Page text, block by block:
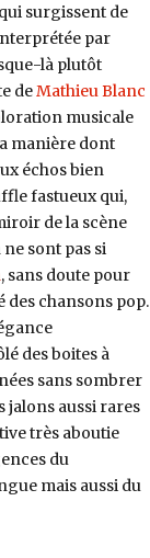
surgissent de
par
là plutôt
deMathieu Blanc
musicale
manière dont
échos bien
fastueux qui,
de la scène
sont pas si
, sans doute pour
des chansons pop.
des boites à
sans sombrer
jalons aussi rares
très aboutie
du
mais aussi du